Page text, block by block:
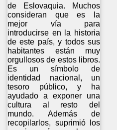
de Eslovaquia. Muchos
consideran que es la
mejor vía para
introducirse en la historia
de este país, y todos sus
habitantes están muy
orgullosos de estos libros.
Es un símbolo de
identidad nacional, un
tesoro público, y ha
ayudado a exponer una
cultura al resto del
mundo. Además de
recopilarlos, suprimió los